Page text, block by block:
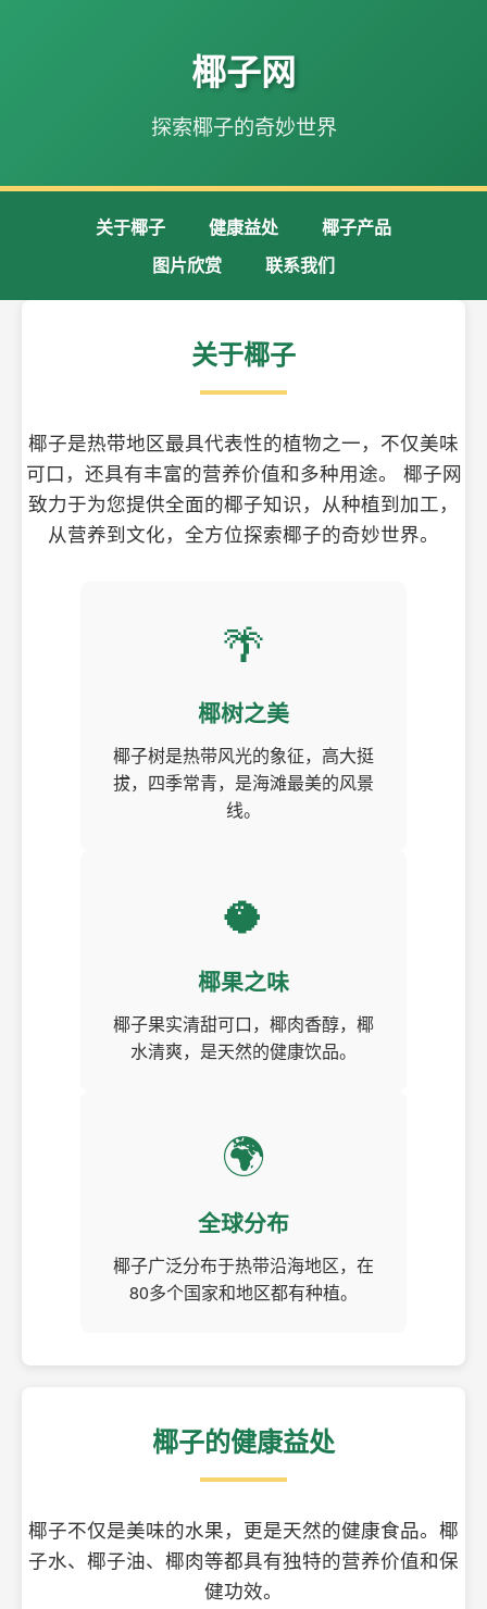
椰子网
探索椰子的奇妙世界
关于椰子 健康益处
椰子产品
图片欣赏
联系我们
关于椰子
椰子是热带地区最具代表性的植物之一，不仅美味
可口，还具有丰富的营养价值和多种用途。 椰子网
致力于为您提供全面的椰子知识，从种植到加工，
从营养到文化，全方位探索椰子的奇妙世界。
🌴
椰树之美
椰子树是热带风光的象征，高大挺
拔，四季常青，是海滩最美的风景
线。
🥥
椰果之味
椰子果实清甜可口，椰肉香醇，椰
水清爽，是天然的健康饮品。
🌍
全球分布
椰子广泛分布于热带沿海地区，在
80多个国家和地区都有种植。
椰子的健康益处
椰子不仅是美味的水果，更是天然的健康食品。椰
子水、椰子油、椰肉等都具有独特的营养价值和保
健功效。